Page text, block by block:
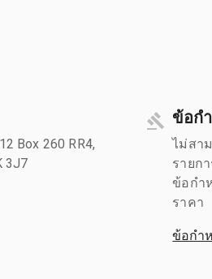
Box 260 RR4,
3J7
ข้อก
ไม่สา
รายก
ข้อกำ
ราคา
ข้อกำ